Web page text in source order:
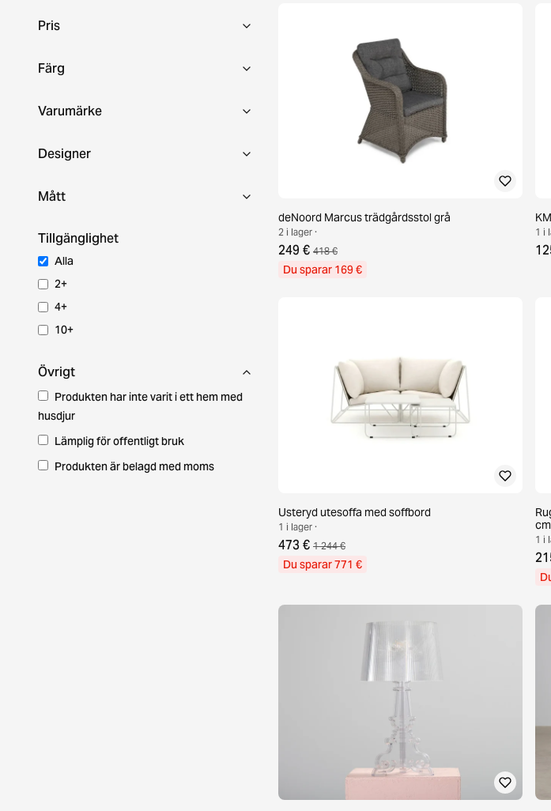
Pris
Färg
Varumärke
Designer
Mått
Tillgänglighet
Alla
2+
4+
10+
Övrigt
Produkten har inte varit i ett hem med
husdjur
Lämplig för offentligt bruk
Produkten är belagd med moms
deNoord Marcus trädgårdsstol grå
2 i lager ·
249 € 418 €
Du sparar 169 €
1 i
Usteryd utesoffa med soffbord
1 i lager ·
473 € 1 244 €
Du sparar 771 €
1 i